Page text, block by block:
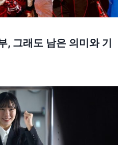
, 그래도 남은 의미와 기